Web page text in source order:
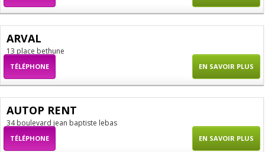
ARVAL
13 place bethune
TÉLÉPHONE EN SAVOIR PLUS
AUTOP RENT
34 boulevard jean baptiste lebas
TÉLÉPHONE EN SAVOIR PLUS